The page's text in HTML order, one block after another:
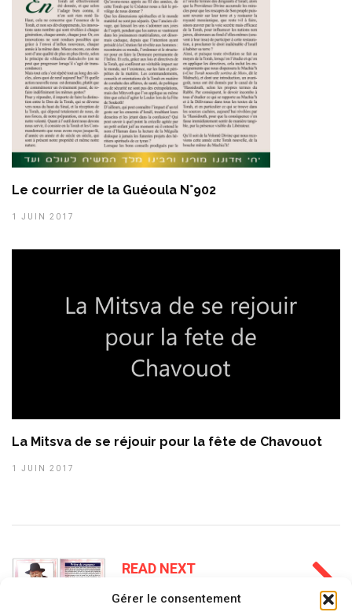
Gérer le consentement
Le courrier de la Guéoula N°902
1 JUIN 2017
La Mitsva de se réjouir pour la fête de Chavouot
1 JUIN 2017
READ NEXT
pendant le repas du